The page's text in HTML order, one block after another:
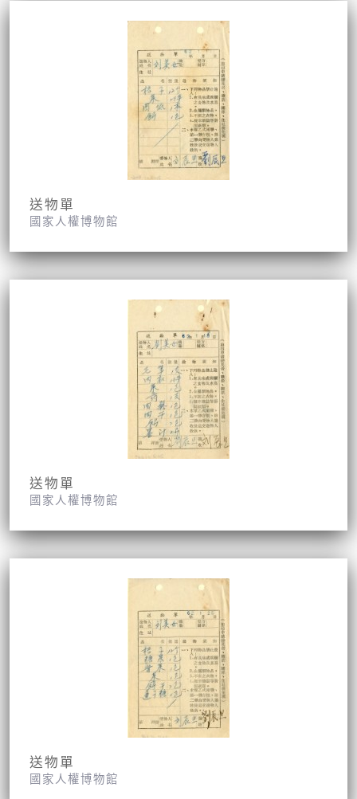
送物單
國家人權博物館
送物單
國家人權博物館
送物單
國家人權博物館